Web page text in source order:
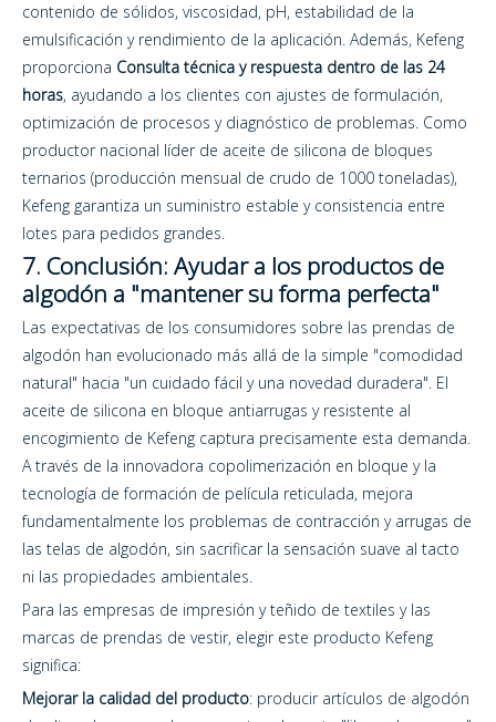
contenido de sólidos, viscosidad, pH, estabilidad de la
emulsificación y rendimiento de la aplicación. Además, Kefeng
proporciona Consulta técnica y respuesta dentro de las 24
horas, ayudando a los clientes con ajustes de formulación,
optimización de procesos y diagnóstico de problemas. Como
productor nacional líder de aceite de silicona de bloques
ternarios (producción mensual de crudo de 1000 toneladas),
Kefeng garantiza un suministro estable y consistencia entre
lotes para pedidos grandes.
7. Conclusión: Ayudar a los productos de
algodón a "mantener su forma perfecta"
Las expectativas de los consumidores sobre las prendas de
algodón han evolucionado más allá de la simple "comodidad
natural" hacia "un cuidado fácil y una novedad duradera". El
aceite de silicona en bloque antiarrugas y resistente al
encogimiento de Kefeng captura precisamente esta demanda.
A través de la innovadora copolimerización en bloque y la
tecnología de formación de película reticulada, mejora
fundamentalmente los problemas de contracción y arrugas de
las telas de algodón, sin sacrificar la sensación suave al tacto
ni las propiedades ambientales.
Para las empresas de impresión y teñido de textiles y las
marcas de prendas de vestir, elegir este producto Kefeng
significa:
Mejorar la calidad del producto: producir artículos de algodón